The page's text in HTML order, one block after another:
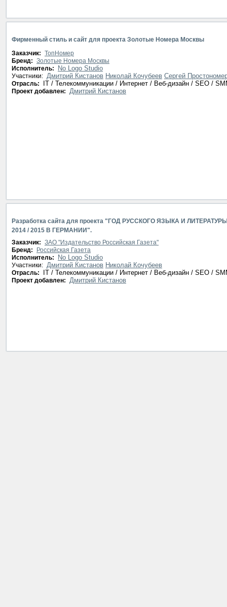
Фирменный стиль и сайт для проекта Золотые Номера Москвы
Заказчик: ТопНомер
Бренд: Золотые Номера Москвы
Исполнитель:
No Logo Studio
Участники: Дмитрий Кистанов Николай Кочубеев Сергей
Отрасль: IT / Телекоммуникации / Интернет / Веб-дизайн / SEO /
Проект добавлен: Дмитрий Кистанов
Разработка сайта для проекта "ГОД РУССКОГО ЯЗЫКА И
2014 / 2015 В ГЕРМАНИИ".
Заказчик: ЗАО "Издательство Российская Газета"
Бренд:
Российская Газета
Исполнитель:
No Logo Studio
Участники: Дмитрий Кистанов Николай Кочубеев
Отрасль: IT / Телекоммуникации / Интернет / Веб-дизайн / SEO /
Проект добавлен: Дмитрий Кистанов